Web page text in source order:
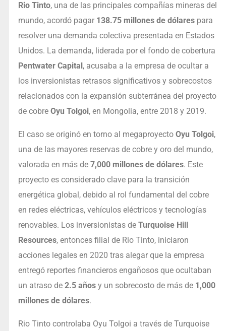
Rio Tinto, una de las principales compañías mineras del
mundo, acordó pagar 138.75 millones de dólarespara
resolver una demanda colectiva presentada en Estados
Unidos. La demanda, liderada por el fondo de cobertura
Pentwater Capital , acusaba a la empresa de ocultar a
los inversionistas retrasos significativos y sobrecostos
relacionados con la expansión subterránea del proyecto
de cobre Oyu Tolgoi, en Mongolia, entre 2018 y 2019.
El caso se originó en torno al megaproyecto Oyu Tolgoi,
una de las mayores reservas de cobre y oro del mundo,
valorada en más de 7,000 millones de dólares. Este
proyecto es considerado clave para la transición
energética global, debido al rol fundamental del cobre
en redes eléctricas, vehículos eléctricos y tecnologías
renovables. Los inversionistas de Turquoise Hill
Resources, entonces filial de Rio Tinto, iniciaron
acciones legales en 2020 tras alegar que la empresa
entregó reportes financieros engañosos que ocultaban
un atraso de 2.5 añosy un sobrecosto de más de 1,000
millones de dólares.
Rio Tinto controlaba Oyu Tolgoi a través de Turquoise